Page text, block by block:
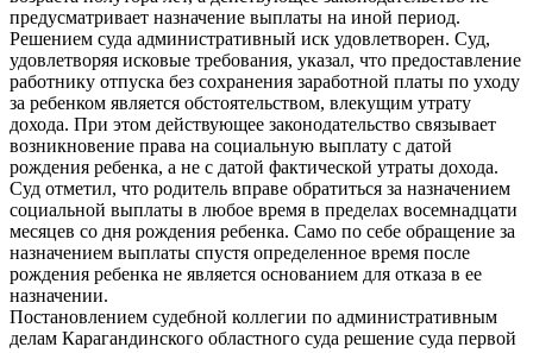
предусматривает назначение выплаты на иной период.
Решением суда административный иск удовлетворен. Суд,
удовлетворяя исковые требования, указал, что предоставление
работнику отпуска без сохранения заработной платы по уходу
за ребенком является обстоятельством, влекущим утрату
дохода. При этом действующее законодательство связывает
возникновение права на социальную выплату с датой
рождения ребенка, а не с датой фактической утраты дохода.
Суд отметил, что родитель вправе обратиться за назначением
социальной выплаты в любое время в пределах восемнадцати
месяцев со дня рождения ребенка. Само по себе обращение за
назначением выплаты спустя определенное время после
рождения ребенка не является основанием для отказа в ее
назначении.
Постановлением судебной коллегии по административным
делам Карагандинского областного суда решение суда первой